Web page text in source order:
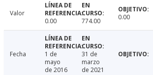
Valor
0.00
774.00 0.00
Fecha
1 de
mayo
de 2016
31 de
marzo
de 2021